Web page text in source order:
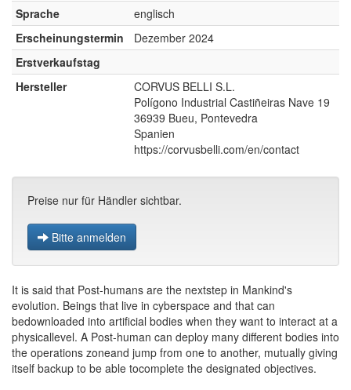
Sprache
englisch
Erscheinungstermin
Dezember 2024
Erstverkaufstag
Hersteller
CORVUS BELLI S.L.
Polígono Industrial Castiñeiras Nave 19
36939 Bueu, Pontevedra
Spanien
https://corvusbelli.com/en/contact
Preise nur für Händler sichtbar.
Bitte anmelden
It is said that Post-humans are the nextstep in Mankind's
evolution. Beings that live in cyberspace and that can
bedownloaded into artificial bodies when they want to interact at a
physicallevel. A Post-human can deploy many different bodies into
the operations zoneand jump from one to another, mutually giving
itself backup to be able tocomplete the designated objectives.